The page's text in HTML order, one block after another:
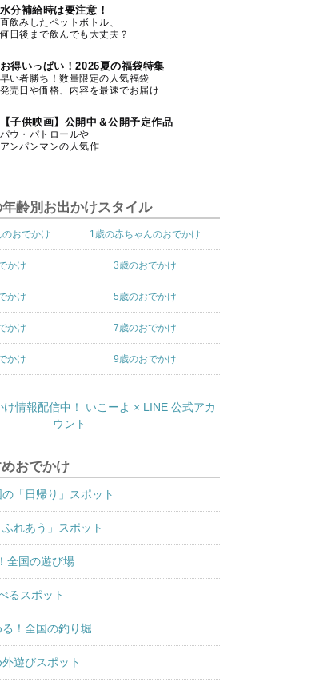
水分補給時は要注意！
直飲みしたペットボトル、
何日後まで飲んでも大丈夫？
お得いっぱい！2026夏の福袋特集
早い者勝ち！数量限定の人気福袋
発売日や価格、内容を最速でお届け
【子供映画】公開中＆公開予定作品
パウ・パトロールや
アンパンマンの人気作
齢別お出かけスタイル
おでかけ 1歳の赤ちゃんのおでかけ
かけ 3歳のおでかけ
かけ 5歳のおでかけ
かけ 7歳のおでかけ
かけ 9歳のおでかけ
おでかけ
「日帰り」スポット
れあう」スポット
全国の遊び場
るスポット
！全国の釣り堀
遊びスポット